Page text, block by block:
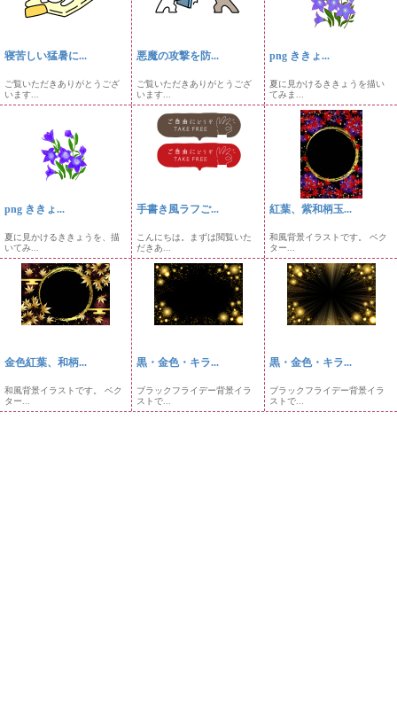
寝苦しい猛暑に...
ご覧いただきありがとうござ
います...
悪魔の攻撃を防...
ご覧いただきありがとうござ
います...
png ききょ...
夏に見かけるききょうを描い
てみま...
png ききょ...
夏に見かけるききょうを、描
いてみ...
手書き風ラフご...
こんにちは。まずは閲覧いた
だきあ...
紅葉、紫和柄玉...
和風背景イラストです。 ベク
ター...
金色紅葉、和柄...
和風背景イラストです。 ベク
ター...
黒・金色・キラ...
ブラックフライデー背景イラ
ストで...
黒・金色・キラ...
ブラックフライデー背景イラ
ストで...